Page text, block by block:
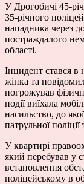
У Дрогобичі 45-
35-річного
нападника через
постраждалого
області.
Інцидент стався в
жінка та
погрожував
події виїхала
насильство, до
патрульної
У квартирі
який перебував у
встановлення
поліцейському в